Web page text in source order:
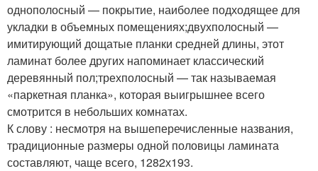
однополосный — покрытие, наиболее подходящее для
укладки в объемных помещениях;двухполосный —
имитирующий дощатые планки средней длины, этот
ламинат более других напоминает классический
деревянный пол;трехполосный — так называемая
«паркетная планка», которая выигрышнее всего
смотрится в небольших комнатах.
К слову : несмотря на вышеперечисленные названия,
традиционные размеры одной половицы ламината
составляют, чаще всего, 1282х193.